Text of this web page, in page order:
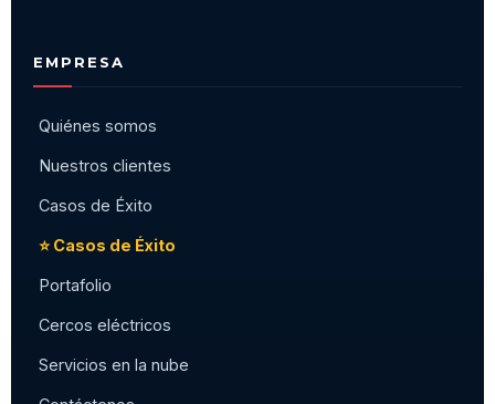
EMPRESA
Quiénes somos
Nuestros clientes
Casos de Éxito
⭐ Casos de Éxito
Portafolio
Cercos eléctricos
Servicios en la nube